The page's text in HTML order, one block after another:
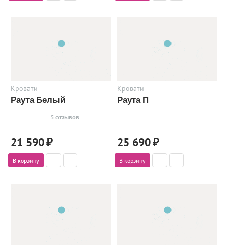
Кровати
Раута Белый
5 отзывов
21 590₽
В корзину
Кровати
Раута П
25 690₽
В корзину